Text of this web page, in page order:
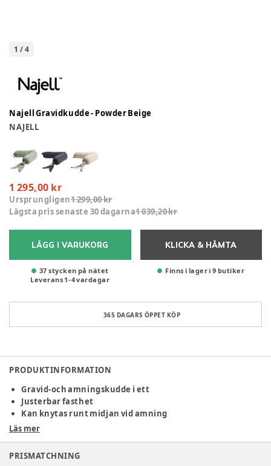
1 /4
Najell Gravidkudde - Powder Beige
NAJELL
1 295,00 kr
Ursprungligen1 299,00 kr
Lägsta pris senaste 30 dagarna1 039,20 kr
LÄGG I VARUKORG
37 stycken på nätet
Leverans 1-4vardagar
KLICKA & HÄMTA
Finns i lager i 9 butiker
365 DAGARS ÖPPET KÖP
PRODUKTINFORMATION
Gravid-och amningskudde i ett
Justerbar fasthet
Kan knytas runt midjan vid amning
Najell Gravidkudde är din bästa vän när du är gravid.
Gravidkudden är smidig och flexibel med integrerad
amningskudde. Lätt att justera efter hur hård/mjuk du vill
Läs mer
PRISMATCHNING